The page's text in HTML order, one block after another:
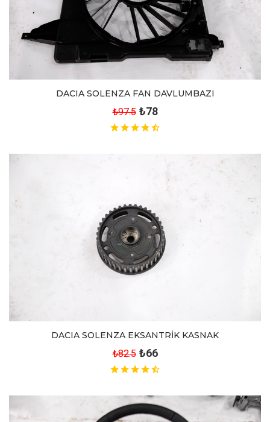
DACIA SOLENZA FAN DAVLUMBAZI
₺97.5 ₺78
DACIA SOLENZA EKSANTRİK KASNAK
₺82.5 ₺66